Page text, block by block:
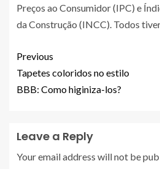
Preços ao Consumidor (IPC) e
da Construção (INCC). Todos
Previous
Tapetes coloridos no estilo
BBB: Como higiniza-los?
Leave a Reply
Your email address will not be